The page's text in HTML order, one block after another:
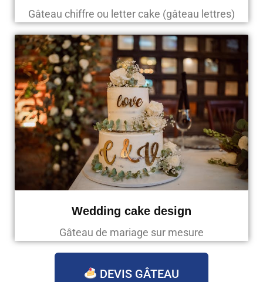
Gâteau chiffre ou letter cake (gâteau lettres)
Wedding cake design
Gâteau de mariage sur mesure
DEVIS GÂTEAU